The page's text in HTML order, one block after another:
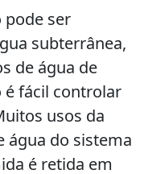
pode ser
subterrânea,
de água de
é fácil controlar
usos da
água do sistema
é retida em